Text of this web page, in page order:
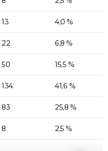
13 4,0 %
22 6,8 %
50 15,5 %
134 41,6 %
83 25,8 %
8 2,5 %